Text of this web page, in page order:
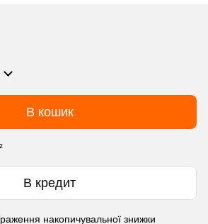
В кошик
В кредит
накопичувальної знижки